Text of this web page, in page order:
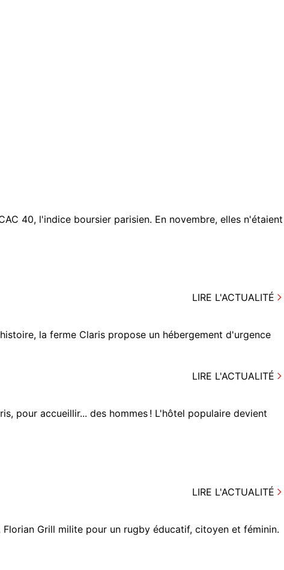
40, l'indice boursier parisien. En novembre, elles n'étaient
LIRE L'ACTUALITÉ
la ferme Claris propose un hébergement d'urgence
LIRE L'ACTUALITÉ
pour accueillir... des hommes ! L'hôtel populaire devient
LIRE L'ACTUALITÉ
Grill milite pour un rugby éducatif, citoyen et féminin.